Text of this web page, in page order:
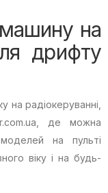
на
дрифту
на радіокеруванні,
де можна
на пульті
віку і на будь-